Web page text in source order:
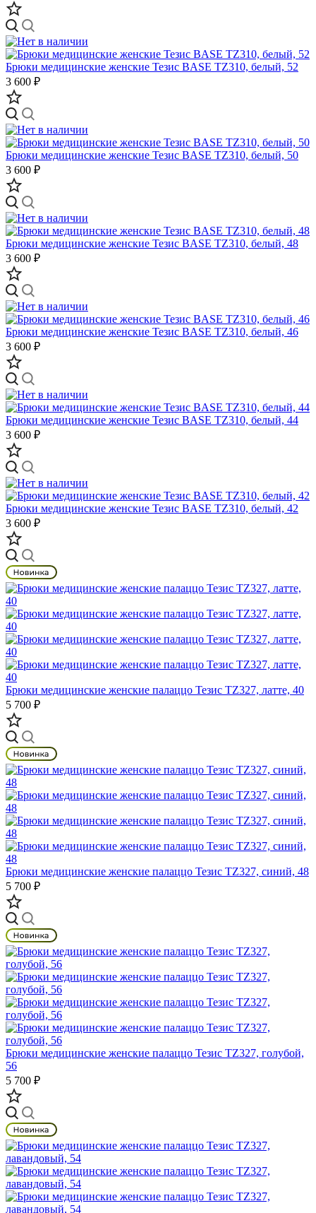
Брюки медицинские женские Тезис BASE TZ310, белый, 52
3 600 ₽
Брюки медицинские женские Тезис BASE TZ310, белый, 50
3 600 ₽
Брюки медицинские женские Тезис BASE TZ310, белый, 48
3 600 ₽
Брюки медицинские женские Тезис BASE TZ310, белый, 46
3 600 ₽
Брюки медицинские женские Тезис BASE TZ310, белый, 44
3 600 ₽
Брюки медицинские женские Тезис BASE TZ310, белый, 42
3 600 ₽
Брюки медицинские женские палаццо Тезис TZ327, латте, 40
5 700 ₽
Брюки медицинские женские палаццо Тезис TZ327, синий, 48
5 700 ₽
Брюки медицинские женские палаццо Тезис TZ327, голубой,
56
5 700 ₽